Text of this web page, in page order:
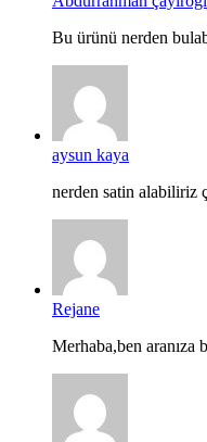
Bu ürünü nerden
aysun kaya
nerden satin alabiliriz
Rejane
Merhaba,ben aranıza